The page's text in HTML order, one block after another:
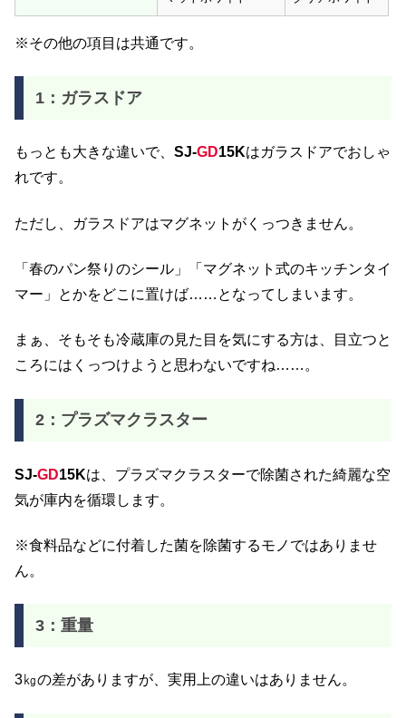
※その他の項目は共通です。
1：ガラスドア
もっとも大きな違いで、 SJ-GD15Kはガラスドアでおしゃ
れです。
ただし、ガラスドアはマグネットがくっつきません。
「春のパン祭りのシール」「マグネット式のキッチンタイ
マー」とかをどこに置けば……となってしまいます。
まぁ、そもそも冷蔵庫の見た目を気にする方は、目立つと
ころにはくっつけようと思わないですね……。
2：プラズマクラスター
SJ-GD15Kは、プラズマクラスターで除菌された綺麗な空
気が庫内を循環します。
※食料品などに付着した菌を除菌するモノではありませ
ん。
3：重量
3㎏の差がありますが、実用上の違いはありません。